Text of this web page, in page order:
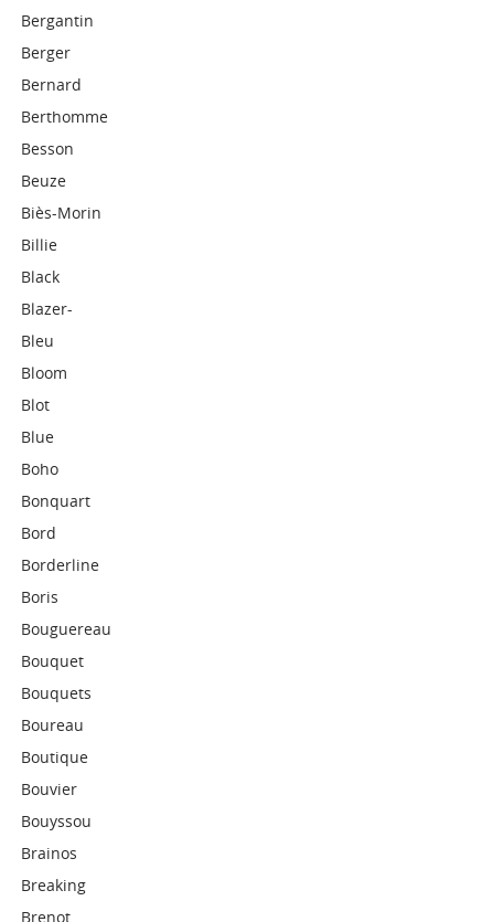
Bergantin
Berger
Bernard
Berthomme
Besson
Beuze
Biès-Morin
Billie
Black
Blazer-
Bleu
Bloom
Blot
Blue
Boho
Bonquart
Bord
Borderline
Boris
Bouguereau
Bouquet
Bouquets
Boureau
Boutique
Bouvier
Bouyssou
Brainos
Breaking
Brenot